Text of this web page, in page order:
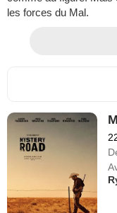
les forces du Mal.